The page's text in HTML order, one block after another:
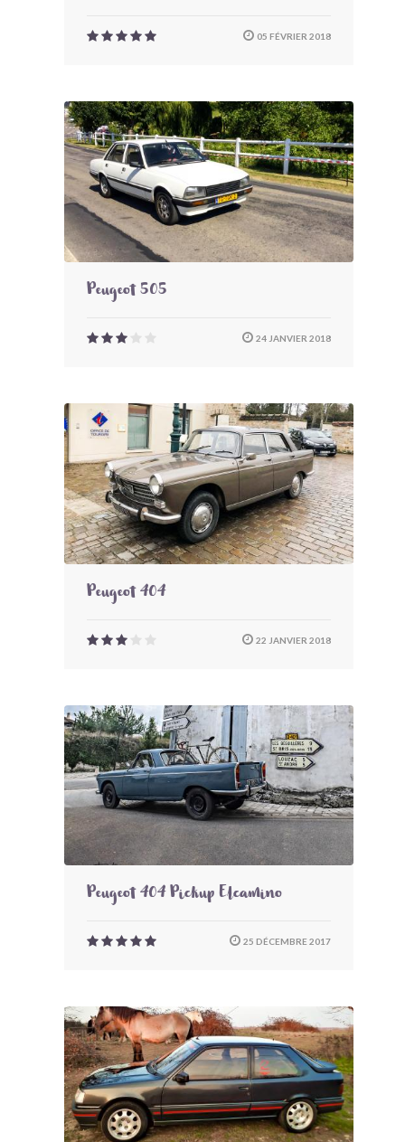
05 FÉVRIER 2018
Peugeot 505
24 JANVIER 2018
Peugeot 404
22 JANVIER 2018
Peugeot 404 Pickup Elcamino
25 DÉCEMBRE 2017